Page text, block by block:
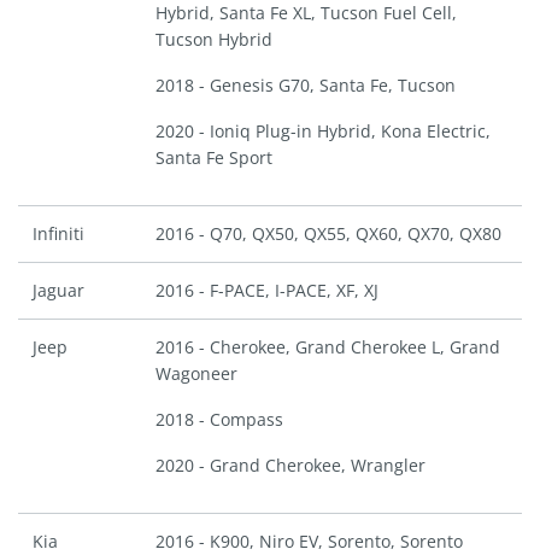
Hybrid, Santa Fe XL, Tucson Fuel Cell,
Tucson Hybrid
2018 - Genesis G70, Santa Fe, Tucson
2020 - Ioniq Plug-in Hybrid, Kona Electric,
Santa Fe Sport
Infiniti 2016 - Q70, QX50, QX55, QX60, QX70, QX80
Jaguar 2016 - F-PACE, I-PACE, XF, XJ
Jeep
2016 - Cherokee, Grand Cherokee L, Grand
Wagoneer
2018 - Compass
2020 - Grand Cherokee, Wrangler
Kia
2016 - K900, Niro EV, Sorento, Sorento